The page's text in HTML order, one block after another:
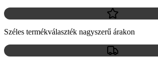
Széles termékválaszték nagyszerű árakon